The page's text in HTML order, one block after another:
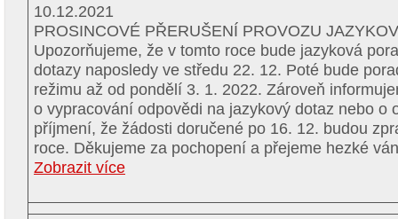
10.12.2021
PROSINCOVÉ PŘERUŠENÍ PROVOZU
Upozorňujeme, že v tomto roce bude jazyková
dotazy naposledy ve středu 22. 12. Poté bude
režimu až od pondělí 3. 1. 2022. Zároveň
o vypracování odpovědi na jazykový dotaz nebo o
příjmení, že žádosti doručené po 16. 12. budou
roce. Děkujeme za pochopení a přejeme hezké
Zobrazit více